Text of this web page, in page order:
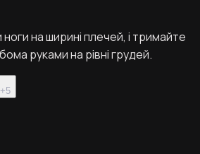
на ширині плечей, і тримайте
руками на рівні грудей.
+5